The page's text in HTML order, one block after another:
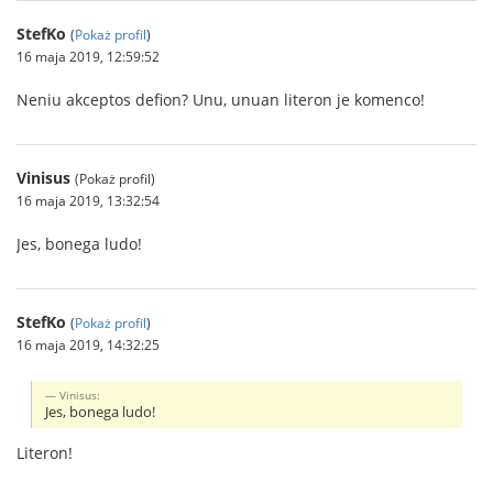
StefKo (Pokaż profil)
16 maja 2019, 12:59:52
Neniu akceptos defion? Unu, unuan literon je komenco!
Vinisus (Pokaż profil)
16 maja 2019, 13:32:54
Jes, bonega ludo!
StefKo (Pokaż profil)
16 maja 2019, 14:32:25
Vinisus:
Jes, bonega ludo!
Literon!